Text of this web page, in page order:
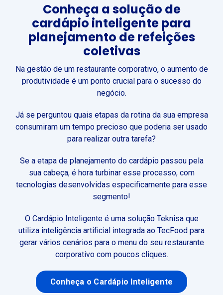
Conheça a solução de
cardápio inteligente para
planejamento de refeições
coletivas
Na gestão de um restaurante corporativo, o aumento de
produtividade é um ponto crucial para o sucesso do
negócio.
Já se perguntou quais etapas da rotina da sua empresa
consumiram um tempo precioso que poderia ser usado
para realizar outra tarefa?
Se a etapa de planejamento do cardápio passou pela
sua cabeça, é hora turbinar esse processo, com
tecnologias desenvolvidas especificamente para esse
segmento!
O Cardápio Inteligente é uma solução Teknisa que
utiliza inteligência artificial integrada ao TecFood para
gerar vários cenários para o menu do seu restaurante
corporativo com poucos cliques.
Conheça o Cardápio Inteligente